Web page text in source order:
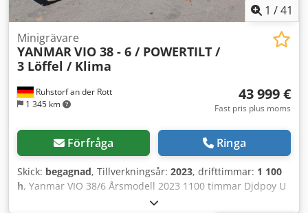
1 /41
Ruhstorf an der Rott
1 345 km
Minigrävare
YANMAR VIO 38 - 6 / POWERTILT /
3 Löffel / Klima
43 999 €
Fast pris plus moms
Förfråga Ringa
Skick: begagnad, Tillverkningsår: 2023, drifttimmar: 1 100
h, Yanmar VIO 38/6 Årsmodell 2023 1100 timmar Djdpoy U
Tbwofx Al Nekr !!!!! POWERTILT !!!!! 3 skopor